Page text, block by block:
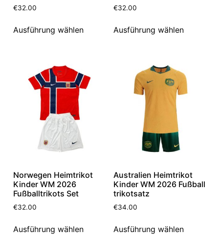
€32.00
Ausführung wählen
€32.00
Ausführung wählen
Norwegen Heimtrikot
Kinder WM 2026
Fußballtrikots Set
€32.00
Ausführung wählen
Australien Heimtrikot
Kinder WM 2026 Fußball
trikotsatz
€34.00
Ausführung wählen